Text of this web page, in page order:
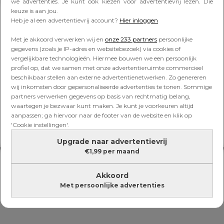
keuze is aan jou.
Heb je al een advertentievrij account? Hier inloggen
Met je akkoord verwerken wij en onze 233 partners persoonlijke
gegevens (zoals je IP-adres en websitebezoek) via cookies of
vergelijkbare technologieën. Hiermee bouwen we een persoonlijk
profiel op, dat we samen met onze advertentieruimte commercieel
beschikbaar stellen aan externe advertentienetwerken. Zo genereren
wij inkomsten door gepersonaliseerde advertenties te tonen. Sommige
partners verwerken gegevens op basis van rechtmatig belang,
waartegen je bezwaar kunt maken. Je kunt je voorkeuren altijd
aanpassen; ga hiervoor naar de footer van de website en klik op
'Cookie instellingen'.
Upgrade naar advertentievrij
€1,99 per maand
Akkoord
Met persoonlijke advertenties